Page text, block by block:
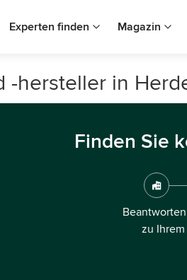
Experten finden Magazin
-hersteller in
Finden Sie
zu